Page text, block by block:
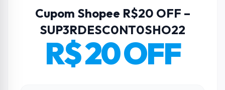
Cupom Shopee R$20 OFF –
SUP3RDESC0NT0SHO22
R$ 20 OFF